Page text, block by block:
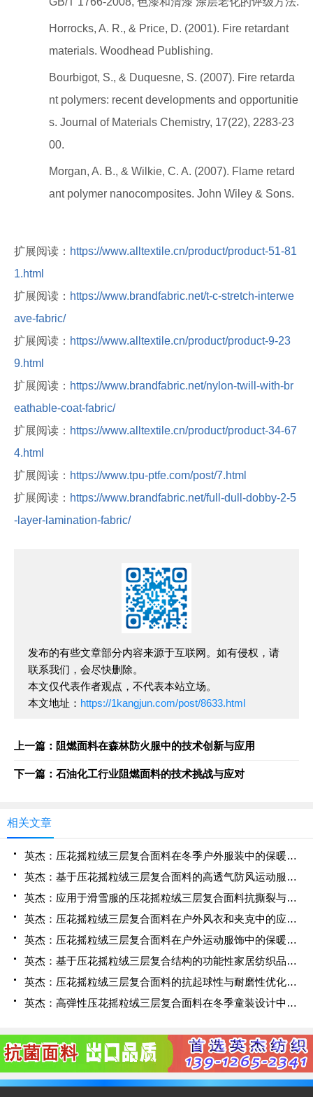
Horrocks, A. R., & Price, D. (2001). Fire retardant
materials. Woodhead Publishing.
Bourbigot, S., & Duquesne, S. (2007). Fire retarda
nt polymers: recent developments and opportunitie
s. Journal of Materials Chemistry, 17(22), 2283-23
00.
Morgan, A. B., & Wilkie, C. A. (2007). Flame retard
ant polymer nanocomposites. John Wiley & Sons.
扩展阅读： https://www.alltextile.cn/product/product-51-81
1.html
扩展阅读： https://www.brandfabric.net/t-c-stretch-interwe
ave-fabric/
扩展阅读： https://www.alltextile.cn/product/product-9-23
9.html
扩展阅读： https://www.brandfabric.net/nylon-twill-with-br
eathable-coat-fabric/
扩展阅读： https://www.alltextile.cn/product/product-34-67
4.html
扩展阅读： https://www.tpu-ptfe.com/post/7.html
扩展阅读： https://www.brandfabric.net/full-dull-dobby-2-5
-layer-lamination-fabric/
发布的有些文章部分内容来源于互联网。如有侵权，请
联系我们，会尽快删除。
本文仅代表作者观点，不代表本站立场。
本文地址： https://1kangjun.com/post/8633.html
上一篇：阻燃面料在森林防火服中的技术创新与应用
下一篇：石油化工行业阻燃面料的技术挑战与应对
相关文章
英杰：压花摇粒绒三层复合面料在冬季户外服装中的保暖性能优化研究
英杰：基于压花摇粒绒三层复合面料的高透气防风运动服饰开发
英杰：应用于滑雪服的压花摇粒绒三层复合面料抗撕裂与耐磨性提升技术
英杰：压花摇粒绒三层复合面料在户外风衣和夹克中的应用与性能
英杰：压花摇粒绒三层复合面料在户外运动服饰中的保暖与透气性能研究
英杰：基于压花摇粒绒三层复合结构的功能性家居纺织品开发与应用
英杰：压花摇粒绒三层复合面料的抗起球性与耐磨性优化技术分析
英杰：高弹性压花摇粒绒三层复合面料在冬季童装设计中的应用实践